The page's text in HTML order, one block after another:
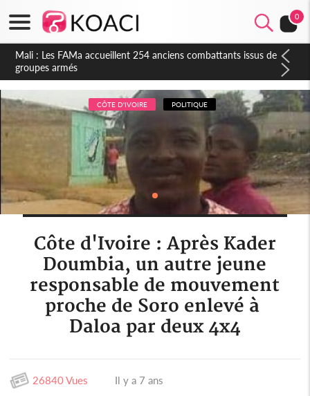
0
Mali : Les FAMa accueillent 254 anciens combattants issus de
groupes armés
CÔTE D'IVOIRE POLITIQUE
Côte d'Ivoire : Après Kader
Doumbia, un autre jeune
responsable de mouvement
proche de Soro enlevé à
Daloa par deux 4x4
26840 Vues Il y a 7 ans